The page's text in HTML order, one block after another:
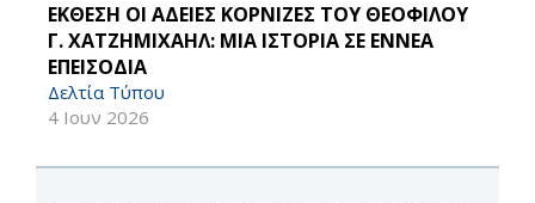
ΕΚΘΕΣΗ ΟΙ ΑΔΕΙΕΣ ΚΟΡΝΙΖΕΣ ΤΟΥ ΘΕΟΦΙΛΟΥ
Γ. ΧΑΤΖΗΜΙΧΑΗΛ: ΜΙΑ ΙΣΤΟΡΙΑ ΣΕ ΕΝΝΕΑ
ΕΠΕΙΣΟΔΙΑ
Δελτία Τύπου
4 Ιουν 2026